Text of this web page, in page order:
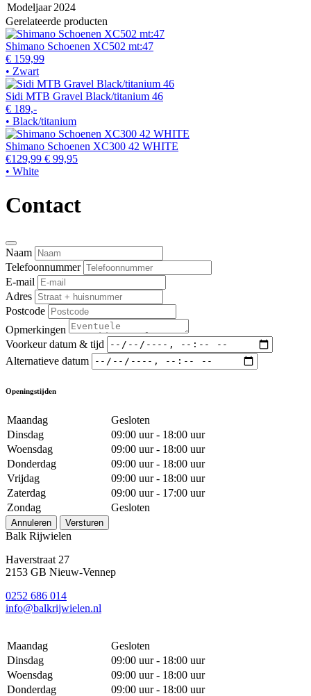
Modeljaar 2024
Gerelateerde producten
Shimano Schoenen XC502 mt:47
€ 159,99
• Zwart
Sidi MTB Gravel Black/titanium 46
€ 189,-
• Black/titanium
Shimano Schoenen XC300 42 WHITE
€129,99 € 99,95
• White
Contact
Naam
Telefoonnummer
E-mail
Adres
Postcode
Opmerkingen
Voorkeur datum & tijd
Alternatieve datum
Openingstijden
Maandag
Gesloten
Dinsdag
09:00 uur - 18:00 uur
Woensdag
09:00 uur - 18:00 uur
Donderdag
09:00 uur - 18:00 uur
Vrijdag
09:00 uur - 18:00 uur
Zaterdag
09:00 uur - 17:00 uur
Zondag
Gesloten
Annuleren Versturen
Balk Rijwielen
Haverstraat 27
2153 GB Nieuw-Vennep
0252 686 014
info@balkrijwielen.nl
Maandag
Gesloten
Dinsdag
09:00 uur - 18:00 uur
Woensdag
09:00 uur - 18:00 uur
Donderdag
09:00 uur - 18:00 uur